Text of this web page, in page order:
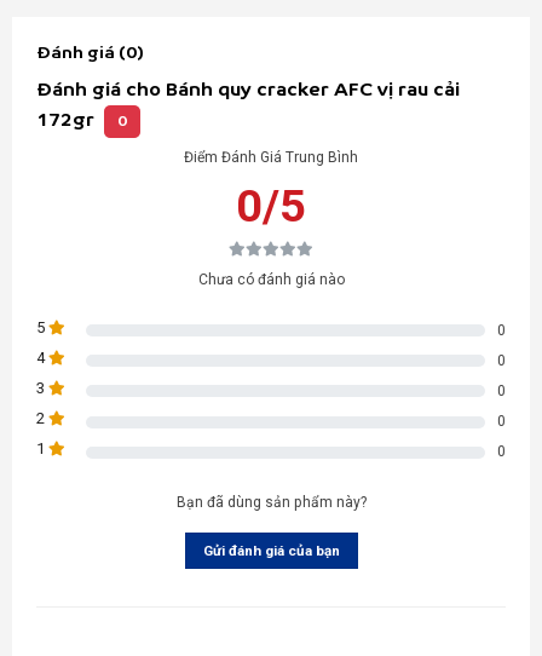
Đánh giá (0)
Đánh giá cho Bánh quy cracker AFC vị rau cải
172gr
0
Điểm Đánh Giá Trung Bình
0/5
Chưa có đánh giá nào
5 0
4 0
3 0
2 0
1 0
Bạn đã dùng sản phẩm này?
Gửi đánh giá của bạn